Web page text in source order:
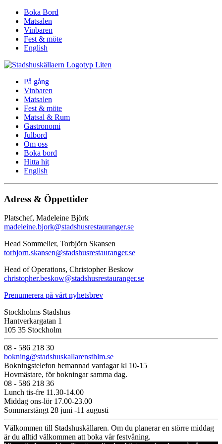
Boka Bord
Matsalen
Vinbaren
Fest & möte
English
På gång
Vinbaren
Matsalen
Fest & möte
Matsal & Rum
Gastronomi
Julbord
Om oss
Boka bord
Hitta hit
English
Adress & Öppettider
Platschef, Madeleine Björk
madeleine.bjork@stadshusrestauranger.se
Head Sommelier, Torbjörn Skansen
torbjorn.skansen@stadshusrestauranger.se
Head of Operations, Christopher Beskow
christopher.beskow@stadshusrestauranger.se
Prenumerera på vårt nyhetsbrev
Stockholms Stadshus
Hantverkargatan 1
105 35 Stockholm
08 - 586 218 30
bokning@stadshuskallarensthlm.se
Bokningstelefon bemannad vardagar kl 10-15
Hovmästare, för bokningar samma dag.
08 - 586 218 36
Lunch tis-fre 11.30-14.00
Middag ons-lör 17.00-23.00
Sommarstängt 28 juni -11 augusti
Välkommen till Stadshuskällaren. Om du planerar en större middag
är du alltid välkommen att boka vår festvåning.